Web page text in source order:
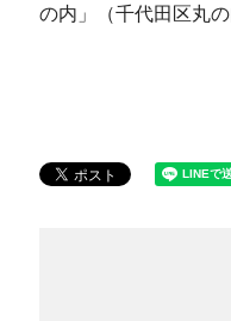
の内」（千代田区丸